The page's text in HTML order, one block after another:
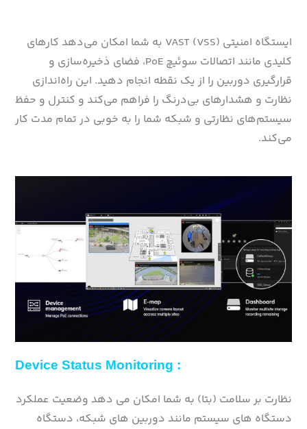
ایستگاه امنیتی VAST (VSS) به شما امکان می‌دهد کارهای
کلیدی مانند اتصالات سوئیچ PoE، فضای ذخیره‌سازی و
قرارگیری دوربین را از یک نقطه انجام دهید. این راه‌اندازی
نظارت و هشدارهای بی‌درنگ را فراهم می‌کند و کنترل و حفظ
سیستم‌های نظارتی و شبکه شما را به خوبی در تمام مدت کار
می‌کند.
Device Status Monitoring :
نظارت بر سلامت (بتا) به شما امکان می دهد وضعیت عملکرد
دستگاه های سیستم مانند دوربین های شبکه، دستگاه